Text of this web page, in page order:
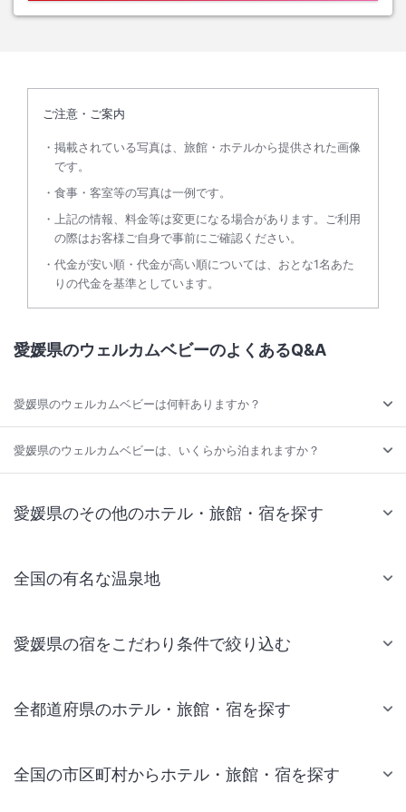
ご注意・ご案内
掲載されている写真は、旅館・ホテルから提供された画像
です。
食事・客室等の写真は一例です。
上記の情報、料金等は変更になる場合があります。ご利用
の際はお客様ご自身で事前にご確認ください。
代金が安い順・代金が高い順については、おとな1名あた
りの代金を基準としています。
愛媛県のウェルカムベビーのよくあるQ&A
愛媛県のウェルカムベビーは何軒ありますか？
愛媛県のウェルカムベビーは、いくらから泊まれますか？
愛媛県のその他のホテル・旅館・宿を探す
全国の有名な温泉地
愛媛県の宿をこだわり条件で絞り込む
全都道府県のホテル・旅館・宿を探す
全国の市区町村からホテル・旅館・宿を探す